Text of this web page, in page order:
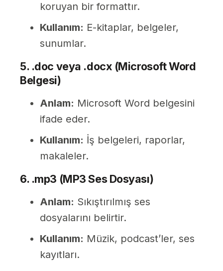
koruyan bir formattır.
Kullanım: E-kitaplar, belgeler,
sunumlar.
5. .doc veya .docx (Microsoft Word
Belgesi)
Anlam: Microsoft Word belgesini
ifade eder.
Kullanım: İş belgeleri, raporlar,
makaleler.
6. .mp3 (MP3 Ses Dosyası)
Anlam: Sıkıştırılmış ses
dosyalarını belirtir.
Kullanım: Müzik, podcast’ler, ses
kayıtları.